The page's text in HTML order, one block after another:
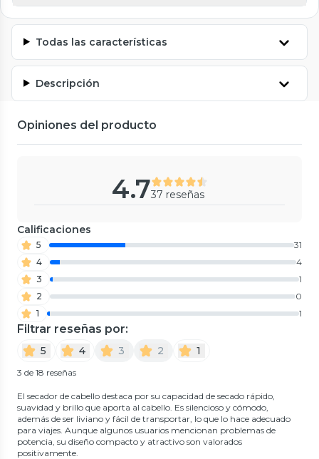
Todas las características
Descripción
Opiniones del producto
4.737 reseñas
Calificaciones
5
31
4
4
3
1
2
0
1
1
Filtrar reseñas por:
5 4 3 2 1
3 de 18 reseñas
El secador de cabello destaca por su capacidad de secado rápido,
suavidad y brillo que aporta al cabello. Es silencioso y cómodo,
además de ser liviano y fácil de transportar, lo que lo hace adecuado
para viajes. Aunque algunos usuarios mencionan problemas de
potencia, su diseño compacto y atractivo son valorados
positivamente.